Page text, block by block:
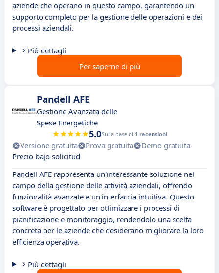
aziende che operano in questo campo, garantendo un
supporto completo per la gestione delle operazioni e dei
processi aziendali.
Più dettagli
Per saperne di più
Pandell AFE
Gestione Avanzata delle
Spese Energetiche
5.0Sulla base di 1 recensioni
Versione gratuita Prova gratuita
Demo gratuita
Precio bajo solicitud
Pandell AFE rappresenta un'interessante soluzione nel
campo della gestione delle attività aziendali, offrendo
funzionalità avanzate e un'interfaccia intuitiva. Questo
software è progettato per ottimizzare i processi di
pianificazione e monitoraggio, rendendolo una scelta
concreta per le aziende che desiderano migliorare la loro
efficienza operativa.
Più dettagli